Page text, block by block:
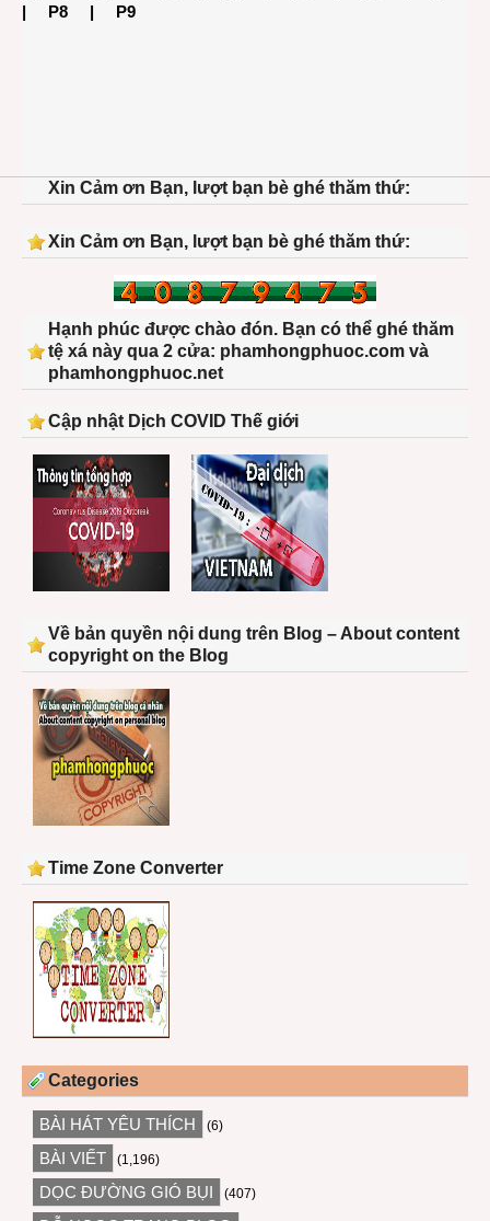
| P8 | P9
Xin Cảm ơn Bạn, lượt bạn bè ghé thăm thứ:
Xin Cảm ơn Bạn, lượt bạn bè ghé thăm thứ:
Hạnh phúc được chào đón. Bạn có thể ghé thăm
tệ xá này qua 2 cửa: phamhongphuoc.com và
phamhongphuoc.net
Cập nhật Dịch COVID Thế giới
Về bản quyền nội dung trên Blog – About content
copyright on the Blog
Time Zone Converter
Categories
BÀI HÁT YÊU THÍCH (6)
BÀI VIẾT (1,196)
DỌC ĐƯỜNG GIÓ BỤI (407)